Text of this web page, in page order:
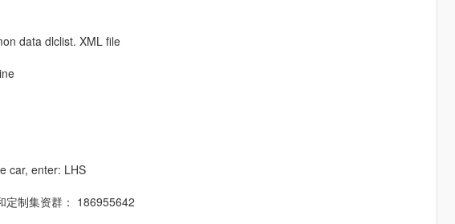
data dlclist. XML file
car, enter: LHS
定制集资群： 186955642